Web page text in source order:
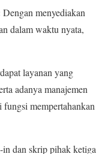
Dengan menyediakan
dalam waktu nyata,
layanan yang
adanya manajemen
mempertahankan
in dan skrip pihak ketiga